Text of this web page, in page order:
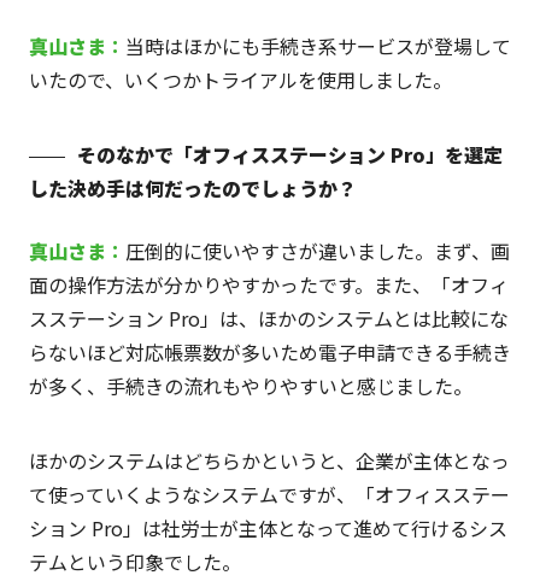
真山さま ： 当時はほかにも手続き系サービスが登場して
いたので、いくつかトライアルを使用しました。
そのなかで「オフィスステーション Pro」を選定
した決め手は何だったのでしょうか？
真山さま ： 圧倒的に使いやすさが違いました。まず、画
面の操作方法が分かりやすかったです。また、「オフィ
スステーション Pro」は、ほかのシステムとは比較にな
らないほど対応帳票数が多いため電子申請できる手続き
が多く、手続きの流れもやりやすいと感じました。
ほかのシステムはどちらかというと、企業が主体となっ
て使っていくようなシステムですが、「オフィスステー
ション Pro」は社労士が主体となって進めて行けるシス
テムという印象でした。